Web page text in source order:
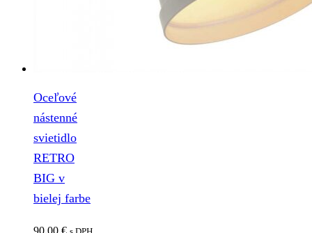
Oceľové
nástenné
svietidlo
RETRO
BIG v
bielej farbe
90.00 €